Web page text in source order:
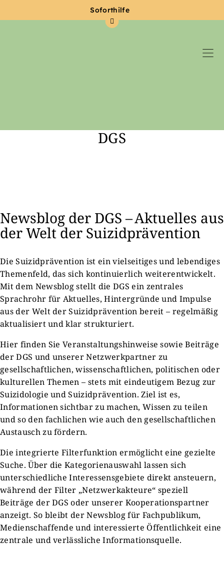
Zum Hauptinhalt springen
Soforthilfe
DGS
Newsblog der DGS – Aktuelles aus
der Welt der Suizidprävention
Die Suizidprävention ist ein vielseitiges und lebendiges
Themenfeld, das sich kontinuierlich weiterentwickelt.
Mit dem Newsblog stellt die DGS ein zentrales
Sprachrohr für Aktuelles, Hintergründe und Impulse
aus der Welt der Suizidprävention bereit – regelmäßig
aktualisiert und klar strukturiert.
Hier finden Sie Veranstaltungshinweise sowie Beiträge
der DGS und unserer Netzwerkpartner zu
gesellschaftlichen, wissenschaftlichen, politischen oder
kulturellen Themen – stets mit eindeutigem Bezug zur
Suizidologie und Suizidprävention. Ziel ist es,
Informationen sichtbar zu machen, Wissen zu teilen
und so den fachlichen wie auch den gesellschaftlichen
Austausch zu fördern.
Die integrierte Filterfunktion ermöglicht eine gezielte
Suche. Über die Kategorienauswahl lassen sich
unterschiedliche Interessensgebiete direkt ansteuern,
während der Filter „Netzwerkakteure“ speziell
Beiträge der DGS oder unserer Kooperationspartner
anzeigt. So bleibt der Newsblog für Fachpublikum,
Medienschaffende und interessierte Öffentlichkeit eine
zentrale und verlässliche Informationsquelle.